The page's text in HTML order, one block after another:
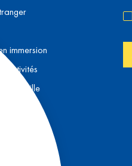
immersion
activités
la famille